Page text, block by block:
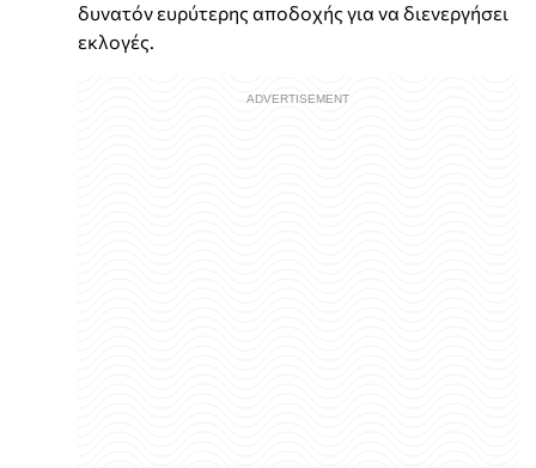
δυνατόν ευρύτερης αποδοχής για να διενεργήσει
εκλογές.